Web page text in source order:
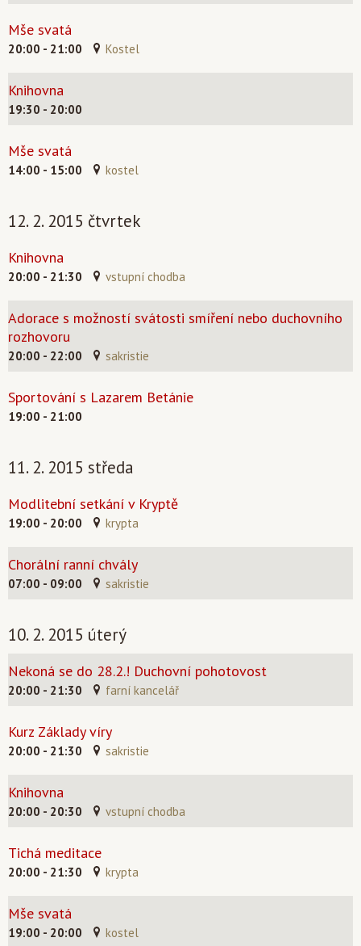
Mše svatá
20:00 - 21:00 Kostel
Knihovna
19:30 - 20:00
Mše svatá
14:00 - 15:00 kostel
12. 2. 2015 čtvrtek
Knihovna
20:00 - 21:30 vstupní chodba
Adorace s možností svátosti smíření nebo duchovního
rozhovoru
20:00 - 22:00 sakristie
Sportování s Lazarem Betánie
19:00 - 21:00
11. 2. 2015 středa
Modlitební setkání v Kryptě
19:00 - 20:00 krypta
Chorální ranní chvály
07:00 - 09:00 sakristie
10. 2. 2015 úterý
Nekoná se do 28.2.! Duchovní pohotovost
20:00 - 21:30 farní kancelář
Kurz Základy víry
20:00 - 21:30 sakristie
Knihovna
20:00 - 20:30 vstupní chodba
Tichá meditace
20:00 - 21:30 krypta
Mše svatá
19:00 - 20:00 kostel